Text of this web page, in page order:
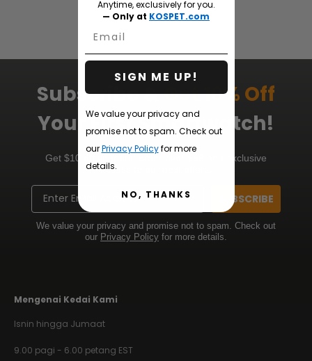
Subscribe &Get 10% Off
Your First Smartwatch!
Get $10 off your first order over $59 and exclusive
access to our best offers.
Email
SUBSCRIBE
We value your privacy and promise not to spam. Check out
our Privacy Policy for more details.
Mengenai Kedai Kami
Isnin hingga Jumaat
9.00 pagi - 6.00 petang EST
Anytime, exclusively for you.
— Only at KOSPET.com
Email
SIGN ME UP!
We value your privacy and
promise not to spam. Check out
ourPrivacy Policyfor more
details.
NO, THANKS